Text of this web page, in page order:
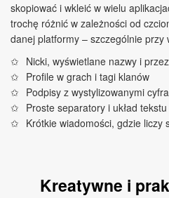
skopiować i wkleić w wielu
trochę różnić w zależności od
danej platformy – szczególnie przy
Nicki, wyświetlane nazwy i
Profile w grach i tagi klanów
Podpisy z wystylizowanymi
Proste separatory i układ tekstu
Krótkie wiadomości, gdzie liczy
Kreatywne i